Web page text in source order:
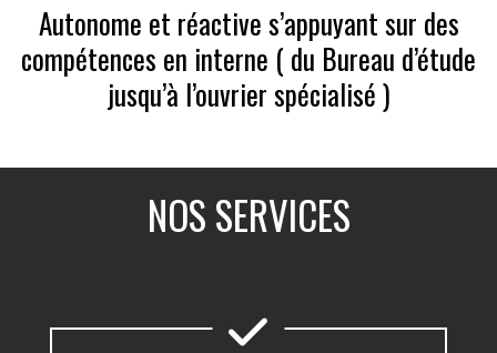
Autonome et réactive s’appuyant sur des
compétences en interne ( du Bureau d’étude
jusqu’à l’ouvrier spécialisé )
NOS SERVICES